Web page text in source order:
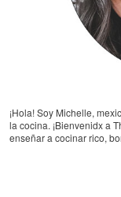
¡Hola! Soy Michelle,
la cocina. ¡Bienvenidx a
enseñar a cocinar rico,